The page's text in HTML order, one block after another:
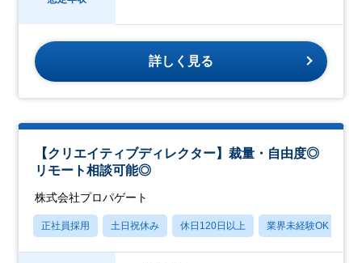
詳しく見る
【クリエイティブディレクター】裁量・自由度◎
リモート相談可能◎
株式会社プロパゲート
正社員採用 土日祝休み 休日120日以上 業界未経験OK